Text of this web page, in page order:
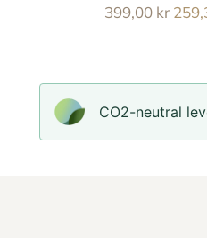
Reguler
399,00 kr
CO2-neutral